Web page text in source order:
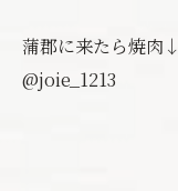
蒲郡に来たら焼肉↓
@joie_1213